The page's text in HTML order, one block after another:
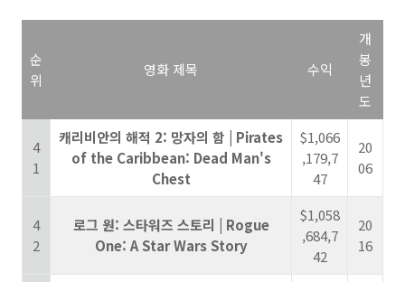
순
위
영화 제목 수익
개
봉
년
도
4
1
캐리비안의 해적 2: 망자의 함 | Pirates
of the Caribbean: Dead Man's
Chest
$1,066
,179,7
47
20
06
4
2
로그 원: 스타워즈 스토리 | Rogue
One: A Star Wars Story
$1,058
,684,7
42
20
16